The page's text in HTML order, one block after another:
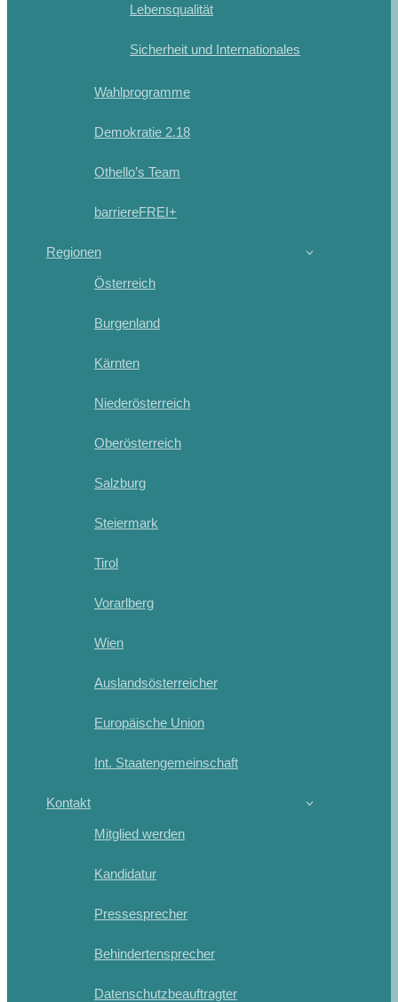
Lebensqualität
Sicherheit und Internationales
Wahlprogramme
Demokratie 2.18
Othello’s Team
barriereFREI+
Regionen
Österreich
Burgenland
Kärnten
Niederösterreich
Oberösterreich
Salzburg
Steiermark
Tirol
Vorarlberg
Wien
Auslandsösterreicher
Europäische Union
Int. Staatengemeinschaft
Kontakt
Mitglied werden
Kandidatur
Pressesprecher
Behindertensprecher
Datenschutzbeauftragter